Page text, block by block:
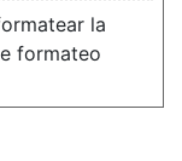
la
formateo